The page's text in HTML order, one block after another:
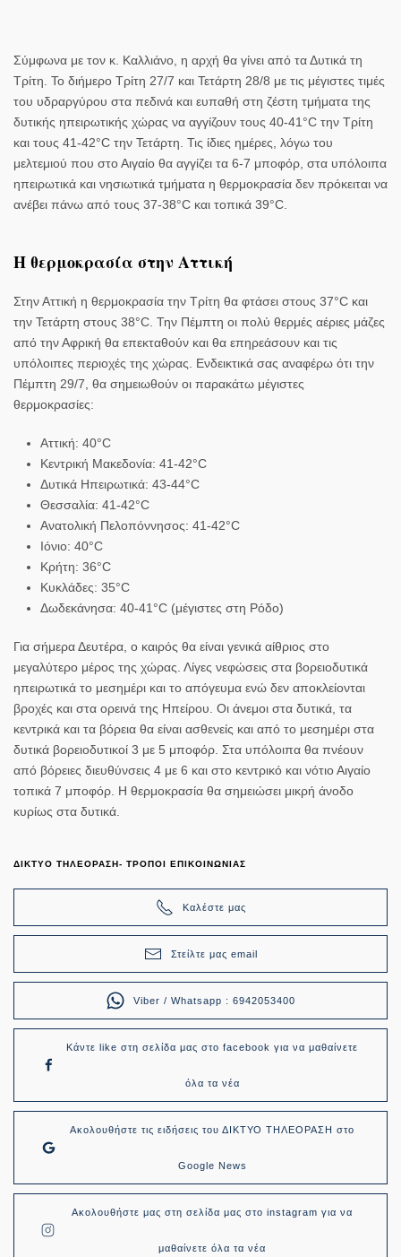
Σύμφωνα με τον κ. Καλλιάνο, η αρχή θα γίνει από τα Δυτικά τη
Τρίτη. Το διήμερο Τρίτη 27/7 και Τετάρτη 28/8 με τις μέγιστες τιμές
του υδραργύρου στα πεδινά και ευπαθή στη ζέστη τμήματα της
δυτικής ηπειρωτικής χώρας να αγγίζουν τους 40-41°C την Τρίτη
και τους 41-42°C την Τετάρτη. Τις ίδιες ημέρες, λόγω του
μελτεμιού που στο Αιγαίο θα αγγίζει τα 6-7 μποφόρ, στα υπόλοιπα
ηπειρωτικά και νησιωτικά τμήματα η θερμοκρασία δεν πρόκειται να
ανέβει πάνω από τους 37-38°C και τοπικά 39°C.
H θερμοκρασία στην Αττική
Στην Αττική η θερμοκρασία την Τρίτη θα φτάσει στους 37°C και
την Τετάρτη στους 38°C. Την Πέμπτη οι πολύ θερμές αέριες μάζες
από την Αφρική θα επεκταθούν και θα επηρεάσουν και τις
υπόλοιπες περιοχές της χώρας. Ενδεικτικά σας αναφέρω ότι την
Πέμπτη 29/7, θα σημειωθούν οι παρακάτω μέγιστες
θερμοκρασίες:
Αττική: 40°C
Κεντρική Μακεδονία: 41-42°C
Δυτικά Ηπειρωτικά: 43-44°C
Θεσσαλία: 41-42°C
Ανατολική Πελοπόννησος: 41-42°C
Ιόνιο: 40°C
Κρήτη: 36°C
Κυκλάδες: 35°C
Δωδεκάνησα: 40-41°C (μέγιστες στη Ρόδο)
Για σήμερα Δευτέρα, ο καιρός θα είναι γενικά αίθριος στο
μεγαλύτερο μέρος της χώρας. Λίγες νεφώσεις στα βορειοδυτικά
ηπειρωτικά το μεσημέρι και το απόγευμα ενώ δεν αποκλείονται
βροχές και στα ορεινά της Ηπείρου. Οι άνεμοι στα δυτικά, τα
κεντρικά και τα βόρεια θα είναι ασθενείς και από το μεσημέρι στα
δυτικά βορειοδυτικοί 3 με 5 μποφόρ. Στα υπόλοιπα θα πνέουν
από βόρειες διευθύνσεις 4 με 6 και στο κεντρικό και νότιο Αιγαίο
τοπικά 7 μποφόρ. Η θερμοκρασία θα σημειώσει μικρή άνοδο
κυρίως στα δυτικά.
ΔΙΚΤΥΟ ΤΗΛΕΟΡΑΣΗ- ΤΡΟΠΟΙ ΕΠΙΚΟΙΝΩΝΙΑΣ
Καλέστε μας
Στείλτε μας email
Viber / Whatsapp : 6942053400
Κάντε like στη σελίδα μας στο facebook για να μαθαίνετε
όλα τα νέα
Ακολουθήστε τις ειδήσεις του ΔΙΚΤΥΟ ΤΗΛΕΟΡΑΣΗ στο
Google News
Ακολουθήστε μας στη σελίδα μας στο instagram για να
μαθαίνετε όλα τα νέα